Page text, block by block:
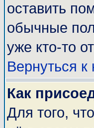
оставить
обычные
уже кто-то
Вернуться к
Как
Для того,